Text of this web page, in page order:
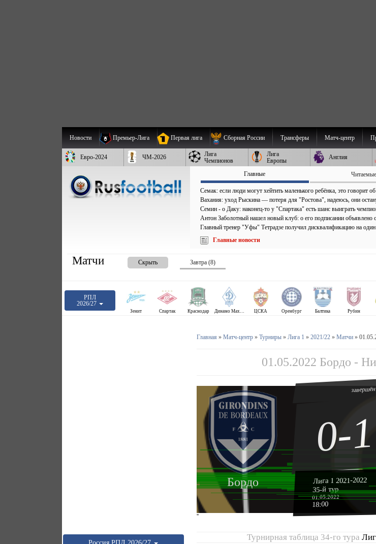
Новости Премьер-Лига Первая лига Сборная России Трансферы Матч-центр
Евро-2024 ЧМ-2026
Лига
Чемпионов
Лига
Европы
Англия
Главные Читаемые
Семак: если люди могут хейтить маленького ребёнка, это говорит
Вахания: уход Рыскина — потеря для "Ростова", надеюсь, они
Семин - о Даку: наконец-то у "Спартака" есть шанс выиграть
Антон Заболотный нашел новый клуб: о его подписании объявлено
Главный тренер "Уфы" Тетрадзе получил дисквалификацию на
Главные новости
Матчи Скрыть Завтра (8)
РПЛ
2026/27
Зенит Спартак Краснодар Динамо Махачкала ЦСКА Оренбург Балтика Рубин
Главная » Матч-центр» Турниры» Лига 1 » 2021/22» Матчи»
01.05.2022 Бордо -
Бордо
завершён
0-1
Лига 1 2021-2022
35-й тур
01.05.2022
18:00
''
Турнирная таблица 34-го тура